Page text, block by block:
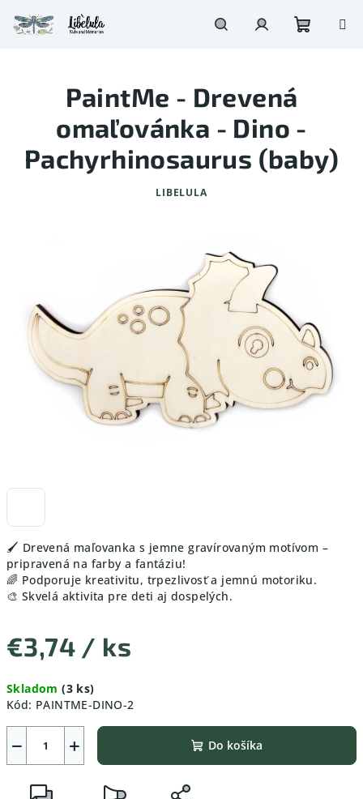
na
obsah
🖌️ Drevená maľovanka s jemne gravírovaným motívom –
pripravená na farby a fantáziu!
🌈 Podporuje kreativitu, trpezlivosť a jemnú motoriku.
🎨 Skvelá aktivita pre deti aj dospelých.
€3,74 / ks
cena:
Skladom(3 ks)
Kód: PAINTME-DINO-2
+
− Do košíka
PaintMe - Drevená
omaľovánka - Dino -
Pachyrhinosaurus (baby)
LIBELULA